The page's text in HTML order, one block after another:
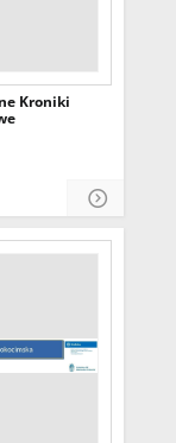
Kroniki